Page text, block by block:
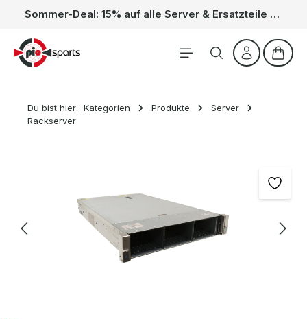
Zum Hauptinhalt springen Sommer-Deal: 15% auf alle Server & Ersatzteile – Kein Code nötig, der Rabatt wird automatisch im Warenkorb abgezogen. Gültig vom 01.06. bis 31.08.
Du bist hier: Kategorien Produkte
Server
Rackserver